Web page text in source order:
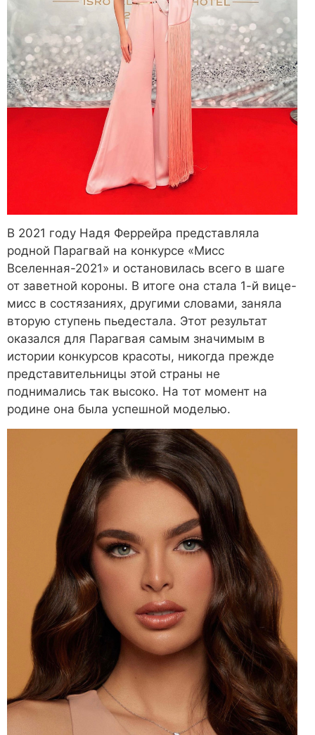
В 2021 году Надя Феррейра представляла
родной Парагвай на конкурсе «Мисс
Вселенная-2021» и остановилась всего в шаге
от заветной короны. В итоге она стала 1-й вице-
мисс в состязаниях, другими словами, заняла
вторую ступень пьедестала. Этот результат
оказался для Парагвая самым значимым в
истории конкурсов красоты, никогда прежде
представительницы этой страны не
поднимались так высоко. На тот момент на
родине она была успешной моделью.